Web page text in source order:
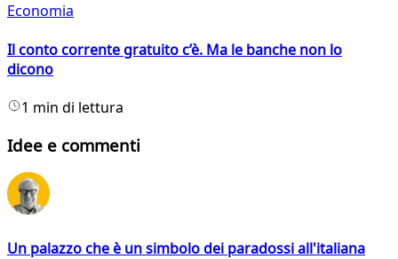
Economia
Il conto corrente gratuito c’è. Ma le banche non lo
dicono
1 min di lettura
Idee e commenti
Un palazzo che è un simbolo dei paradossi all'italiana